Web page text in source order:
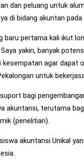
dan peluang untuk
di bidang akuntan pada
baru pertama kali ikut
yakin, banyak
kesempatan agar dapat
untuk
bagi
akuntansi, terutama
(penelitian).
akuntansi Unikal